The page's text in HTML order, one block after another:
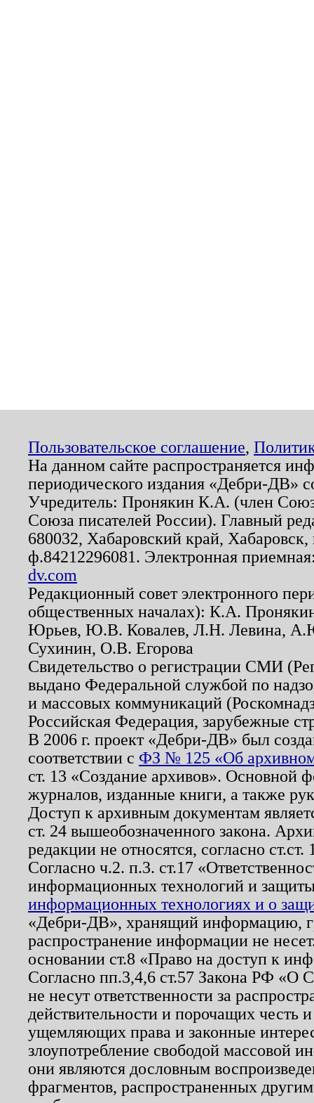
Пользовательское соглашение,
На данном сайте распространяется
периодического издания «Дебри-ДВ»
Учредитель: Пронякин К.А. (член
Союза писателей России). Главный
680032, Хабаровский край,
ф.84212296081. Электронная
dv.com
Редакционный совет электронного
общественных началах): К.А.
Юрьев, Ю.В. Ковалев, Л.Н. Левина,
Сухинин, О.В. Егорова
Свидетельство о регистрации СМИ
выдано Федеральной службой по
и массовых коммуникаций
Российская Федерация, зарубежные
В 2006 г. проект «Дебри-ДВ» был
соответствии с ФЗ № 125 «Об
ст. 13 «Создание архивов». Основной
журналов, изданные книги, а также
Доступ к архивным документам
ст. 24 вышеобозначенного закона.
редакции не относятся, согласно
Согласно ч.2. п.3. ст.17
информационных технологий и
информационных технологиях и о
«Дебри-ДВ», хранящий информацию,
распространение информации не
основании ст.8 «Право на доступ к
Согласно пп.3,4,6 ст.57 Закона РФ «О
не несут ответственности за
действительности и порочащих честь
ущемляющих права и законные
злоупотребление свободой массовой
они являются дословным
фрагментов, распространенных